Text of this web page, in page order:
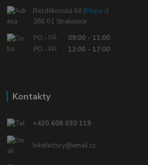
Bezděkovská 66 (Mapa »)
386 01 Strakonice
PO - PÁ
09:00 - 11:00
PO - PÁ
12:00 - 17:00
Kontakty
+420 608 030 119
bikefactory@email.cz